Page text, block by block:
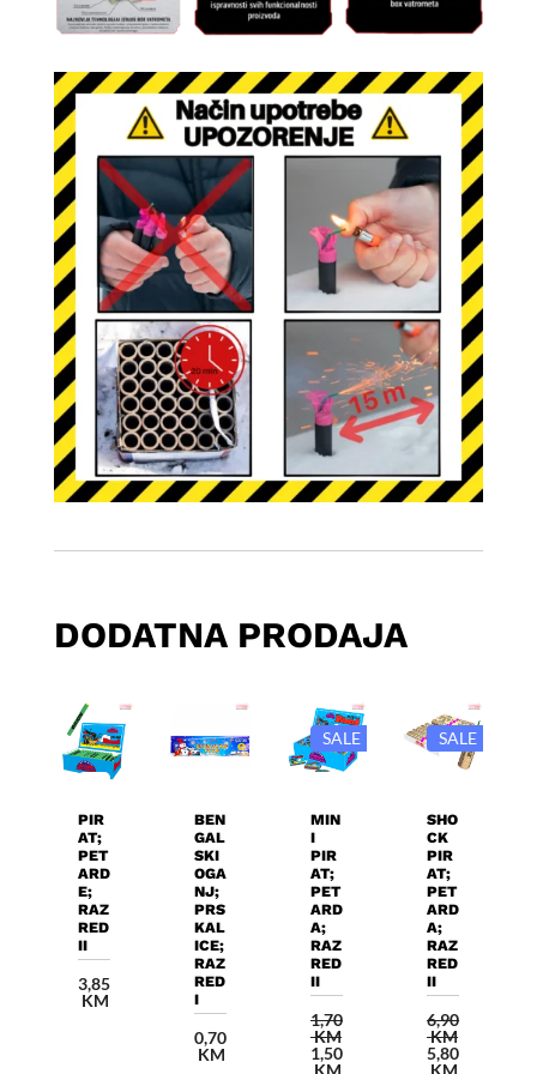
DODATNA PRODAJA
Košaricu
PIR
AT;
PET
ARD
E;
RAZ
RED
II
3,85
KM
Košaricu
BEN
GAL
SKI
OGA
NJ;
PRS
KAL
ICE;
RAZ
RED
I
0,70
KM
SALE
Košaricu
MIN
I
PIR
AT;
PET
ARD
A;
RAZ
RED
II
1,70
KM
Izvorna
cijena
1,50
KMTrenutna
SALE
Košaricu
SHO
CK
PIR
AT;
PET
ARD
A;
RAZ
RED
II
6,90
KM
Izvorna
cijena
5,80
KM